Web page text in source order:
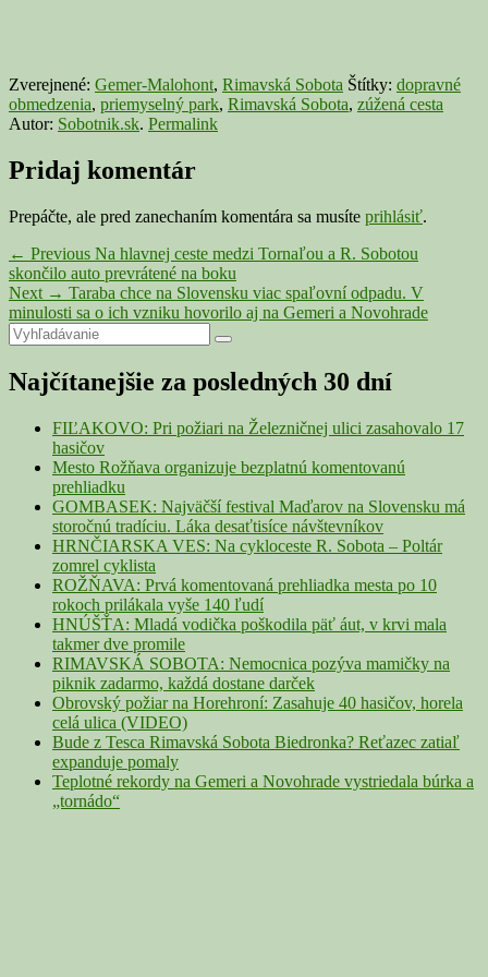
Zverejnené: Gemer-Malohont, Rimavská Sobota Štítky: dopravné
obmedzenia, priemyselný park, Rimavská Sobota, zúžená cesta
Autor: Sobotnik.sk. Permalink
Pridaj komentár
Prepáčte, ale pred zanechaním komentára sa musíte prihlásiť.
Navigácia
v
článku
← Previous Previous
post:
Na hlavnej ceste medzi Tornaľou a R. Sobotou
skončilo auto prevrátené na boku
Next → Next
post:
Taraba chce na Slovensku viac spaľovní odpadu. V
minulosti sa o ich vzniku hovorilo aj na Gemeri a Novohrade
Primary
Sidebar
Widget
Area
Search
for:
Search
Najčítanejšie za posledných 30 dní
FIĽAKOVO: Pri požiari na Železničnej ulici zasahovalo 17
hasičov
Mesto Rožňava organizuje bezplatnú komentovanú
prehliadku
GOMBASEK: Najväčší festival Maďarov na Slovensku má
storočnú tradíciu. Láka desaťtisíce návštevníkov
HRNČIARSKA VES: Na cykloceste R. Sobota – Poltár
zomrel cyklista
ROŽŇAVA: Prvá komentovaná prehliadka mesta po 10
rokoch prilákala vyše 140 ľudí
HNÚŠŤA: Mladá vodička poškodila päť áut, v krvi mala
takmer dve promile
RIMAVSKÁ SOBOTA: Nemocnica pozýva mamičky na
piknik zadarmo, každá dostane darček
Obrovský požiar na Horehroní: Zasahuje 40 hasičov, horela
celá ulica (VIDEO)
Bude z Tesca Rimavská Sobota Biedronka? Reťazec zatiaľ
expanduje pomaly
Teplotné rekordy na Gemeri a Novohrade vystriedala búrka a
„tornádo“